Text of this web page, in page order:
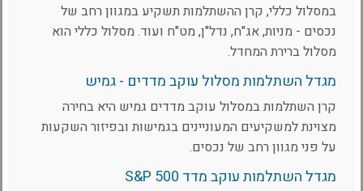
במסלול כללי, קרן ההשתלמות תשקיע במגוון רחב של
נכסים - מניות, אג"ח, נדל"ן, מט"ח ועוד. מסלול כללי הוא
מסלול ברירת המחדל.
מגדל השתלמות מסלול עוקב מדדים - גמיש
קרן השתלמות במסלול עוקב מדדים גמיש היא בחירה
מצוינת למשקיעים המעוניינים בגמישות ובפיזור השקעות
על פני מגוון רחב של נכסים.
מגדל השתלמות עוקב מדד S&P 500